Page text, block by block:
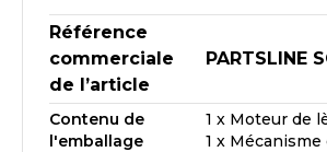
Référence
commerciale
de l’article
PARTSLINE
Contenu de
l'emballage
1 x Moteur de
1 x